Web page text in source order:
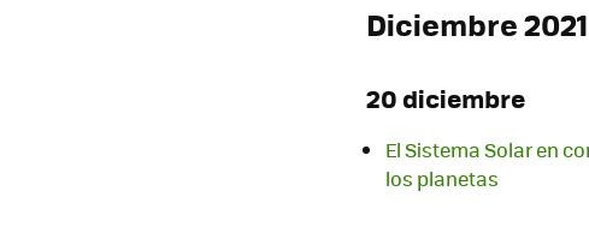
Diciembre 2021
20 diciembre
El Sistema Solar en
los planetas